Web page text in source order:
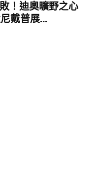
！迪奧曠野之心
戴普展...